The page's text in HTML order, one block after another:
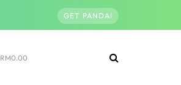
GET PANDAI
RM0.00